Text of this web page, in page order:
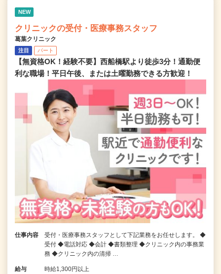
NEW
クリニックの受付・医療事務スタッフ
葛葉クリニック
注目 パート
【無資格OK！経験不要】西船橋駅より徒歩3分！通勤便
利な職場！平日午後、または土曜勤務できる方歓迎！
仕事内容
受付・医療事務スタッフとして下記業務をお任せします。 ◆
受付 ◆電話対応 ◆会計 ◆書類整理 ◆クリニック内の事務業
務 ◆クリニック内の清掃 …
給与 時給1,300円以上